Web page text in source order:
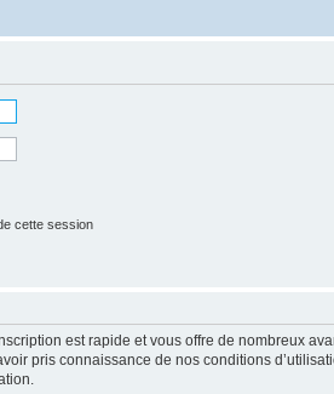
cette session
est rapide et vous offre de nombreux
pris connaissance de nos conditions